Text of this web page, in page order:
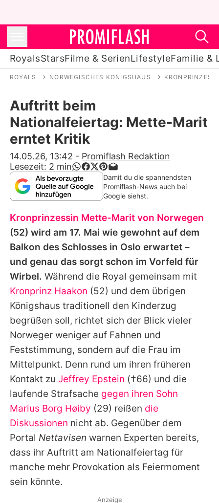
RoyalsStarsFilme & SerienLifestyleFamilie &
Filme & Serien
Lifestyle
Familie & Liebe
Promiflash Exklusiv
Alle Themen auf Promiflash
Jobs
App runterladen
Team
Redaktionelle Richtlinien
Impressum
Datenschutzerklärung
Utiq verwalten
ROYALS NORWEGISCHES KÖNIGSHAUS
Auftritt beim
Nationalfeiertag: Mette-Marit
erntet Kritik
14.05.26, 13:42 - Promiflash Redaktion
Lesezeit: 2 min
Damit du die spannendsten
Promiflash-News auch bei
Google siehst.
Kronprinzessin Mette-Marit von Norwegen
(52) wird am 17. Mai wie gewohnt auf dem
Balkon des Schlosses in Oslo erwartet –
und genau das sorgt schon im Vorfeld für
Wirbel. Während die Royal gemeinsam mit
Kronprinz Haakon (52) und dem übrigen
Königshaus traditionell den Kinderzug
begrüßen soll, richtet sich der Blick vieler
Norweger weniger auf Fahnen und
Feststimmung, sondern auf die Frau im
Mittelpunkt. Denn rund um ihren früheren
Kontakt zu Jeffrey Epstein (†66) und die
laufende Strafsache gegen ihren Sohn
Marius Borg Høiby (29) reißen die
Diskussionen nicht ab. Gegenüber dem
Portal Nettavisen warnen Experten bereits,
dass ihr Auftritt am Nationalfeiertag für
manche mehr Provokation als Feiermoment
sein könnte.
Anzeige